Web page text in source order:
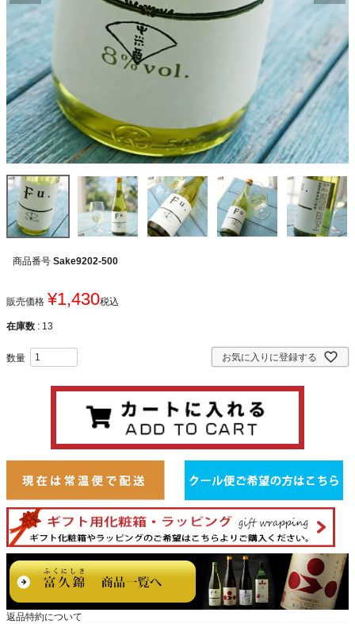
商品番号 Sake9202-500
販売価格 ¥1,430税込
在庫数 13
お気に入りに登録する
返品特約について